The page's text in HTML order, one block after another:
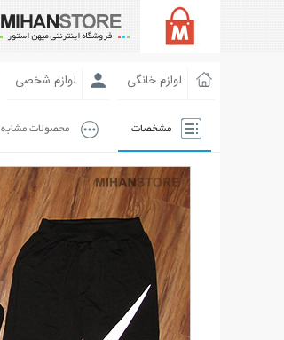
لوازم خانگی لوازم شخصی
مشخصات محصولات مشابه